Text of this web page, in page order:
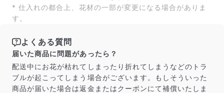
もし届いたお花に「枯れている」「折れている」などの
* 仕入れの都合上、花材の一部が変更になる場合がありま
す。
よくある質問
届いた商品に問題があったら？
配送中にお花が枯れてしまったり折れてしまうなどのトラ
ブルが起こってしまう場合がございます。もしそういった
商品が届いた場合は返金またはクーポンにて補償いたしま